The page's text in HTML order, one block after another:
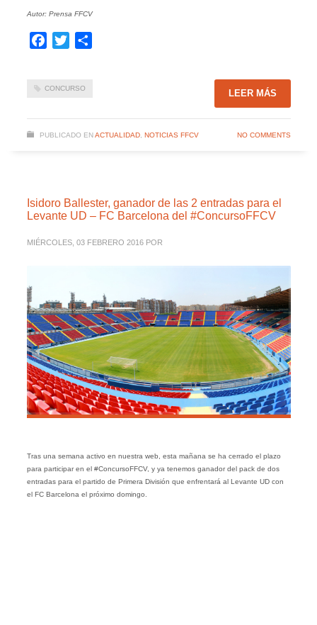
Autor: Prensa FFCV
Facebook
Twitter
CONCURSO LEER MÁS
PUBLICADO EN ACTUALIDAD, NOTICIAS FFCV NO COMMENTS
Isidoro Ballester, ganador de las 2 entradas para el
Levante UD – FC Barcelona del #ConcursoFFCV
MIÉRCOLES, 03 FEBRERO 2016 POR
Tras una semana activo en nuestra web, esta mañana se ha cerrado el plazo
para participar en el #ConcursoFFCV, y ya tenemos ganador del pack de dos
entradas para el partido de Primera División que enfrentará al Levante UD con
el FC Barcelona el próximo domingo.